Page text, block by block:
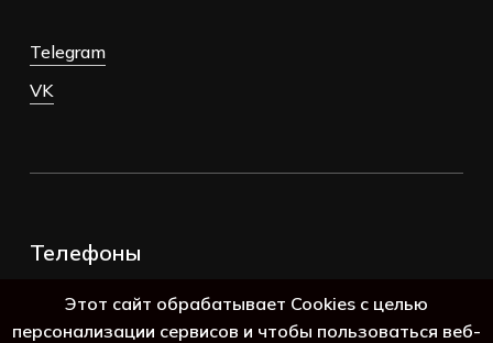
Telegram
VK
Телефоны
8 (800) 250-69-39
Этот сайт обрабатывает Cookies с целью
персонализации сервисов и чтобы пользоваться веб-